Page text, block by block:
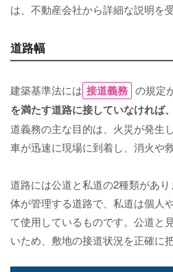
は、不動産会社から詳細な説明を
道路幅
建築基準法には 接道義務 の規定
を満たす道路に接していなければ
道義務の主な目的は、火災が発生
車が迅速に現場に到着し、消火や
道路には公道と私道の2種類があ
体が管理する道路で、私道は個人
て使用しているものです。公道と
いため、敷地の接道状況を正確に